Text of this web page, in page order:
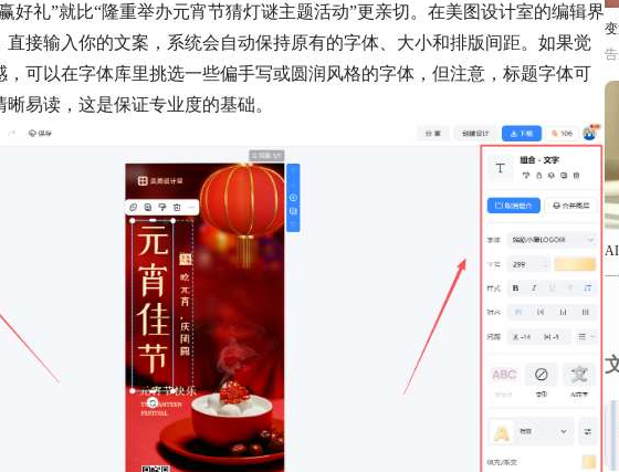
赢好礼”就比“隆重举办元宵节猜灯谜主题活动”更亲切。在美图设计室的编辑界
直接输入你的文案，系统会自动保持原有的字体、大小和排版间距。如果觉
可以在字体库里挑选一些偏手写或圆润风格的字体，但注意，标题字体可
易读，这是保证专业度的基础。